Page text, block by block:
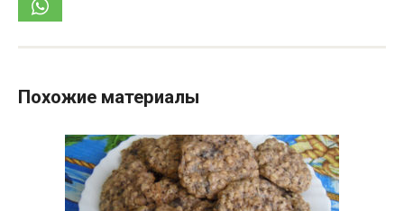
Похожие материалы